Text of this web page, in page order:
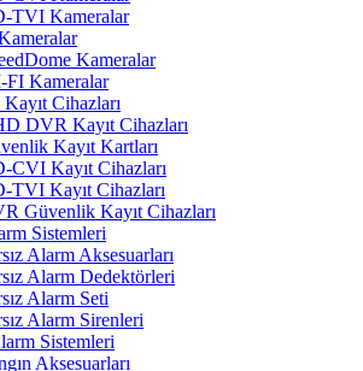
TVI Kameralar
Kameralar
FI Kameralar
Cihazları
DVR Kayıt Cihazları
Kayıt Kartları
CVI Kayıt Cihazları
TVI Kayıt Cihazları
Güvenlik Kayıt Cihazları
Sistemleri
Alarm Aksesuarları
Alarm Dedektörleri
Alarm Seti
Alarm Sirenleri
Sistemleri
Aksesuarları